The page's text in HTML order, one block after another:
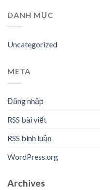
DANH MỤC
Uncategorized
META
Đăng nhập
RSS bài viết
RSS bình luận
WordPress.org
Archives